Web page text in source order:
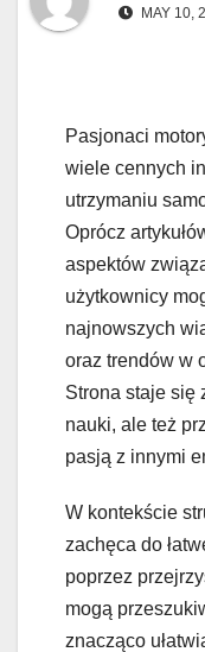
MAY 10,
Pasjonaci
wiele cennych
utrzymaniu
Oprócz
aspektów
użytkownicy
najnowszych
oraz trendów w
Strona staje się
nauki, ale też
pasją z innymi
W kontekście
zachęca do
poprzez
mogą
znacząco